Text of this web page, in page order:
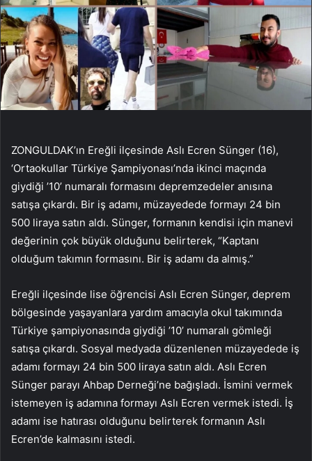
ZONGULDAK’ın Ereğli ilçesinde Aslı Ecren Sünger (16),
‘Ortaokullar Türkiye Şampiyonası’nda ikinci maçında
giydiği ’10’ numaralı formasını depremzedeler anısına
satışa çıkardı. Bir iş adamı, müzayedede formayı 24 bin
500 liraya satın aldı. Sünger, formanın kendisi için manevi
değerinin çok büyük olduğunu belirterek, “Kaptanı
olduğum takımın formasını. Bir iş adamı da almış.”
Ereğli ilçesinde lise öğrencisi Aslı Ecren Sünger, deprem
bölgesinde yaşayanlara yardım amacıyla okul takımında
Türkiye şampiyonasında giydiği ’10’ numaralı gömleği
satışa çıkardı. Sosyal medyada düzenlenen müzayedede iş
adamı formayı 24 bin 500 liraya satın aldı. Aslı Ecren
Sünger parayı Ahbap Derneği’ne bağışladı. İsmini vermek
istemeyen iş adamına formayı Aslı Ecren vermek istedi. İş
adamı ise hatırası olduğunu belirterek formanın Aslı
Ecren’de kalmasını istedi.